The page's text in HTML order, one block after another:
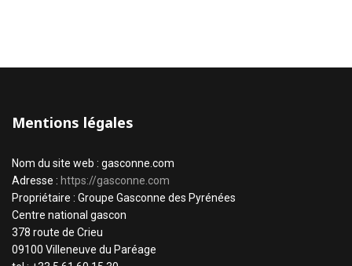
Mentions légales
Nom du site web : gasconne.com
Adresse : https://gasconne.com
Propriétaire : Groupe Gasconne des Pyrénées
Centre national gascon
378 route de Crieu
09100 Villeneuve du Paréage